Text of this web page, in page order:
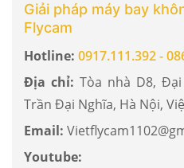
Giải pháp máy bay
Flycam
Hotline: 0917.111.392 -
Địa chỉ: Tòa nhà D8,
Trần Đại Nghĩa, Hà Nội,
Email:
Youtube: